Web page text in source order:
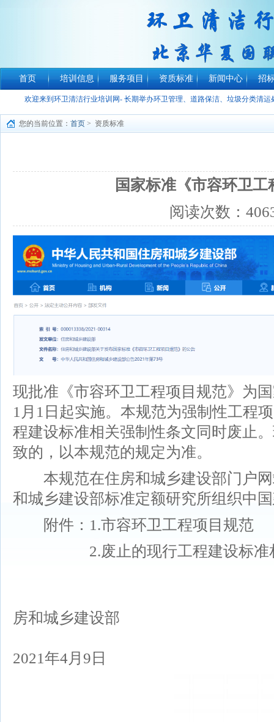
首页 培训信息 服务项目 资质标准 新闻中心 招
欢迎来到环卫清洁行业培训网- 长期举办环卫管理、道路保洁、垃圾分类清
您的当前位置： 首页 > 资质标准
国家标准《市容环卫工
阅读次数：
现批准《市容环卫工程项目规范》为
1月1日起实施。本规范为强制性工程
程建设标准相关强制性条文同时废止
致的，以本规范的规定为准。
本规范在住房和城乡建设部门户网
和城乡建设部标准定额研究所组织中
附件：1.市容环卫工程项目规范
2.废止的现行工程建设标准相
房和城乡建设部
2021年4月9日